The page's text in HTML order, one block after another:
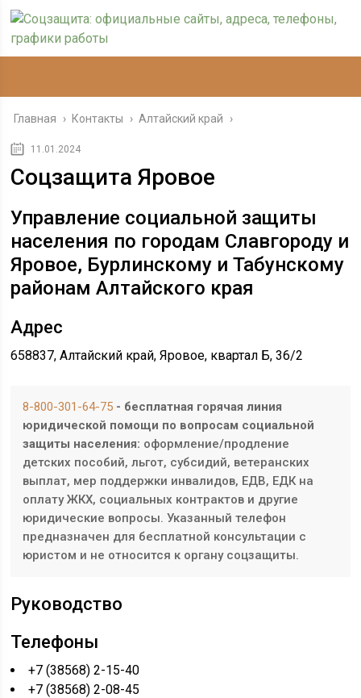
Главная › Контакты › Алтайский край ›
11.01.2024
Соцзащита Яровое
Управление социальной защиты
населения по городам Славгороду и
Яровое, Бурлинскому и Табунскому
районам Алтайского края
Адрес
658837, Алтайский край, Яровое, квартал Б, 36/2
8-800-301-64-75 - бесплатная горячая линия
юридической помощи по вопросам социальной
защиты населения: оформление/продление
детских пособий, льгот, субсидий, ветеранских
выплат, мер поддержки инвалидов, ЕДВ, ЕДК на
оплату ЖКХ, социальных контрактов и другие
юридические вопросы. Указанный телефон
предназначен для бесплатной консультации с
юристом и не относится к органу соцзащиты.
Руководство
Телефоны
+7 (38568) 2-15-40
+7 (38568) 2-08-45